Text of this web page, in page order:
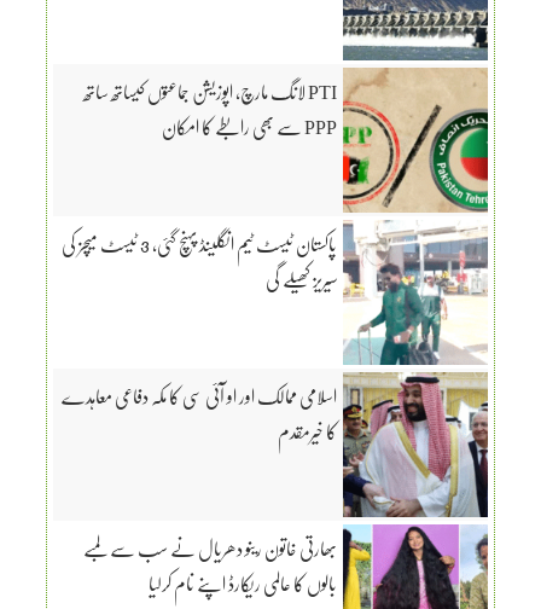
PTI لانگ مارچ، اپوزیشن جماعتوں کیساتھ ساتھ
PPP سے بھی رابطے کا امکان
پاکستان ٹیسٹ ٹیم انگلینڈ پہنچ گئی، 3 ٹیسٹ میچز کی
سیریز کھیلے گی
اسلامی ممالک اور او آئی سی کا مکہ دفاعی معاہدے
کا خیرمقدم
بھارتی خاتون رینو دھریال نے سب سے لمبے
بالوں کا عالمی ریکارڈ اپنے نام کرلیا